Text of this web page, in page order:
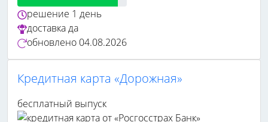
решение 1 день
доставкада
обновлено 04.08.2026
Кредитная карта «Дорожная»
бесплатный выпуск